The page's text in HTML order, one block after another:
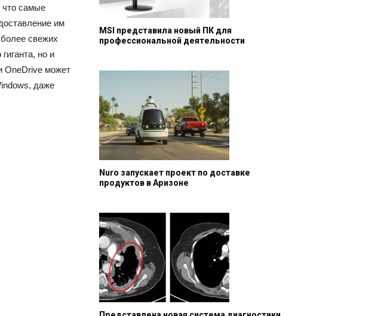
что самые
им
свежих
но и
OneDrive может
даже
MSI представила новый ПК для
профессиональной деятельности
Nuro запускает проект по доставке
продуктов в Аризоне